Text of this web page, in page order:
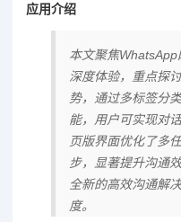
应用介绍
本文聚焦
深度体验，重点探
势，通过多标签分
能，用户可实现对
页版界面优化了多
步，显著提升沟通
全新的高效沟通解
度。